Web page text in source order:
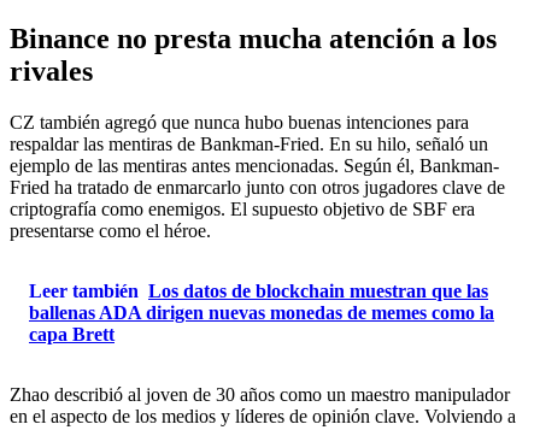
Binance no presta mucha atención a los
rivales
CZ también agregó que nunca hubo buenas intenciones para
respaldar las mentiras de Bankman-Fried. En su hilo, señaló un
ejemplo de las mentiras antes mencionadas. Según él, Bankman-
Fried ha tratado de enmarcarlo junto con otros jugadores clave de
criptografía como enemigos. El supuesto objetivo de SBF era
presentarse como el héroe.
Leer también Los datos de blockchain muestran que las
ballenas ADA dirigen nuevas monedas de memes como la
capa Brett
Zhao describió al joven de 30 años como un maestro manipulador
en el aspecto de los medios y líderes de opinión clave. Volviendo a